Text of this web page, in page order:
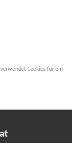
Cookies für ein